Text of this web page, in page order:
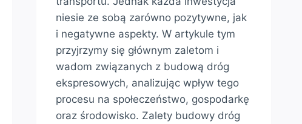
niesie ze sobą zarówno pozytywne, jak
i negatywne aspekty. W artykule tym
przyjrzymy się głównym zaletom i
wadom związanych z budową dróg
ekspresowych, analizując wpływ tego
procesu na społeczeństwo, gospodarkę
oraz środowisko. Zalety budowy dróg